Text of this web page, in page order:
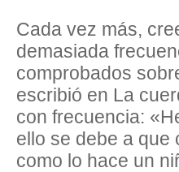
Cada vez más,
demasiada
comprobados
escribió en La
con frecuencia:
ello se debe a que
como lo hace un